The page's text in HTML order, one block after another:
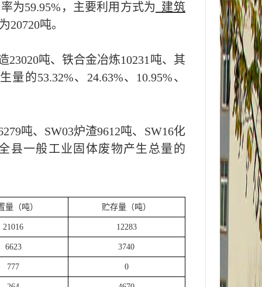
为59.95%，主要利用方式为 建筑
20720吨。
23020吨、铁合金冶炼10231吨、 其
量的53.32%、 24.63%、 10.95%、
吨、 SW03炉渣9612吨、 SW16化
县一般工业固体废物产生总量的
量（吨） 贮存量（吨）
21016 12283
6623 3740
777 0